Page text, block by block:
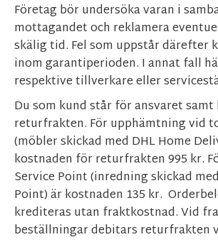
Företag bör undersöka varan i
mottagandet och reklamera
skälig tid. Fel som uppstår därefter
inom garantiperioden. I annat fall
respektive tillverkare eller
Du som kund står för ansvaret
returfrakten. För upphämtning vid
(möbler skickad med DHL Home
kostnaden för returfrakten 995 kr.
Service Point (inredning skickad
Point) är kostnaden 135 kr.
krediteras utan fraktkostnad. Vid
beställningar debitars returfrakten